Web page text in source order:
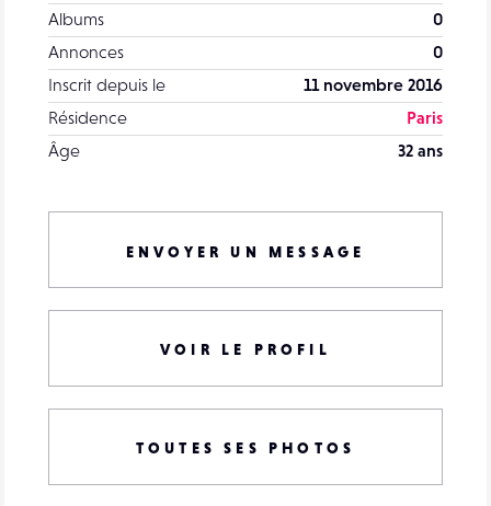
Albums
0
Annonces
0
Inscrit depuis le
11 novembre 2016
Résidence
Paris
Âge
32 ans
ENVOYER UN MESSAGE
VOIR LE PROFIL
TOUTES SES PHOTOS